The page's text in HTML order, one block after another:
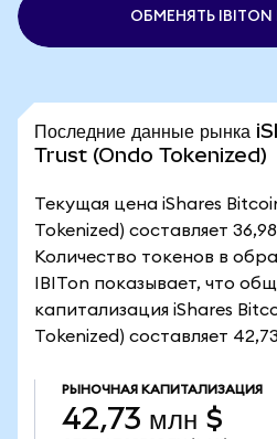
ОБМЕНЯТЬ IBITON
Последние данные рынка
Trust (Ondo Tokenized)
Текущая цена iShares
Tokenized) составляет
Количество токенов в
IBITon показывает, что
капитализация iShares
Tokenized) составляет
РЫНОЧНАЯ КАПИТАЛИЗАЦИЯ
42,73 млн $